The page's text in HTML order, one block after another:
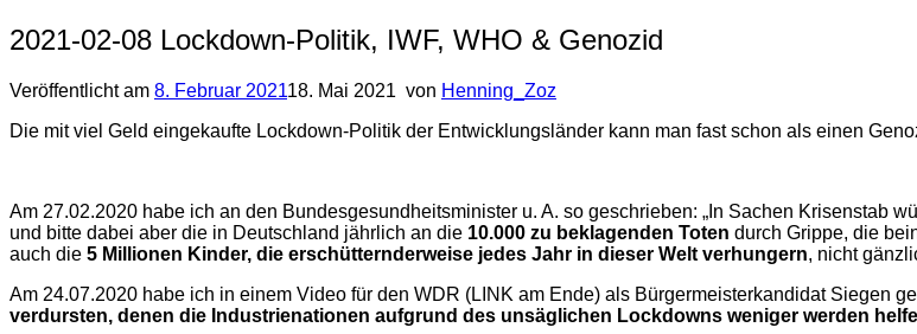
2021-02-08 Lockdown-Politik, IWF, WHO & Genozid
Veröffentlicht am 8. Februar 202118. Mai 2021 von Henning_Zoz
Die mit viel Geld eingekaufte Lockdown-Politik der Entwicklungsländer kann man fast schon als einen
Am 27.02.2020 habe ich an den Bundesgesundheitsminister u. A. so geschrieben: „In Sachen Krisenstab
und bitte dabei aber die in Deutschland jährlich an die 10.000 zu beklagenden Toten durch Grippe, die
auch die 5 Millionen Kinder, die erschütternderweise jedes Jahr in dieser Welt verhungern, nicht
Am 24.07.2020 habe ich in einem Video für den WDR (LINK am Ende) als Bürgermeisterkandidat Siegen
verdursten, denen die Industrienationen aufgrund des unsäglichen Lockdowns weniger werden